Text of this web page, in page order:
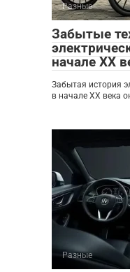
Разные
Забытые
начале XX
Забытая история
в начале XX века
Разные